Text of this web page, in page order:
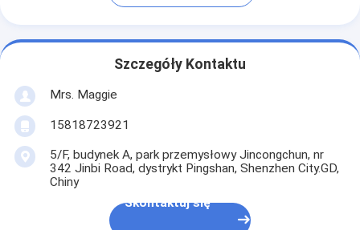
Szczegóły Kontaktu
Mrs. Maggie
15818723921
5/F, budynek A, park przemysłowy Jincongchun, nr
342 Jinbi Road, dystrykt Pingshan, Shenzhen City.GD,
Chiny
Skontaktuj się